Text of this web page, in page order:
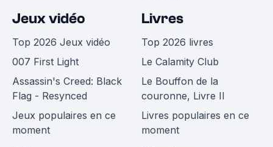
Jeux vidéo
Top 2026 Jeux vidéo
007 First Light
Assassin's Creed: Black
Flag - Resynced
Jeux populaires en ce
moment
Livres
Top 2026 livres
Le Calamity Club
Le Bouffon de la
couronne, Livre II
Livres populaires en ce
moment